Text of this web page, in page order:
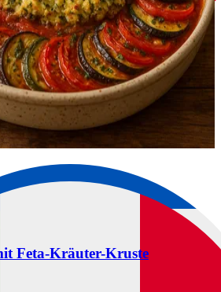
Feta-Kräuter-Kruste